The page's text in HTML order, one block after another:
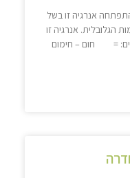
אנרגיה זו בשל
הגלובלית. אנרגיה זו
= חום – חימום